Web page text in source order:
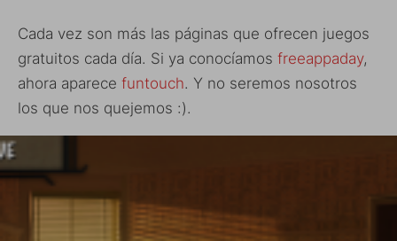
Cada vez son más las páginas que ofrecen juegos
gratuitos cada día. Si ya conocíamos freeappaday,
ahora aparece funtouch. Y no seremos nosotros
los que nos quejemos :).